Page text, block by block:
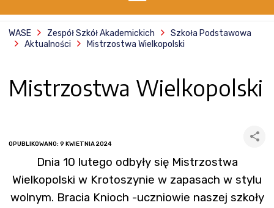
WASE Zespół Szkół Akademickich
Szkoła Podstawowa
Aktualności
Mistrzostwa Wielkopolski
Mistrzostwa Wielkopolski
OPUBLIKOWANO: 9 KWIETNIA 2024
Dnia 10 lutego odbyły się Mistrzostwa
Wielkopolski w Krotoszynie w zapasach w stylu
wolnym. Bracia Knioch -uczniowie naszej szkoły